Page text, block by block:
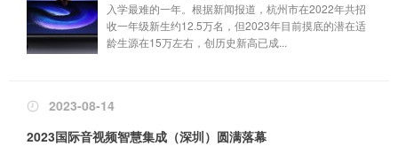
入学最难的一年。根据新闻报道，杭州市在2022年共招
收一年级新生约12.5万名，但2023年目前摸底的潜在适
龄生源在15万左右，创历史新高已成...
2023-08-14
2023国际音视频智慧集成（深圳）圆满落幕